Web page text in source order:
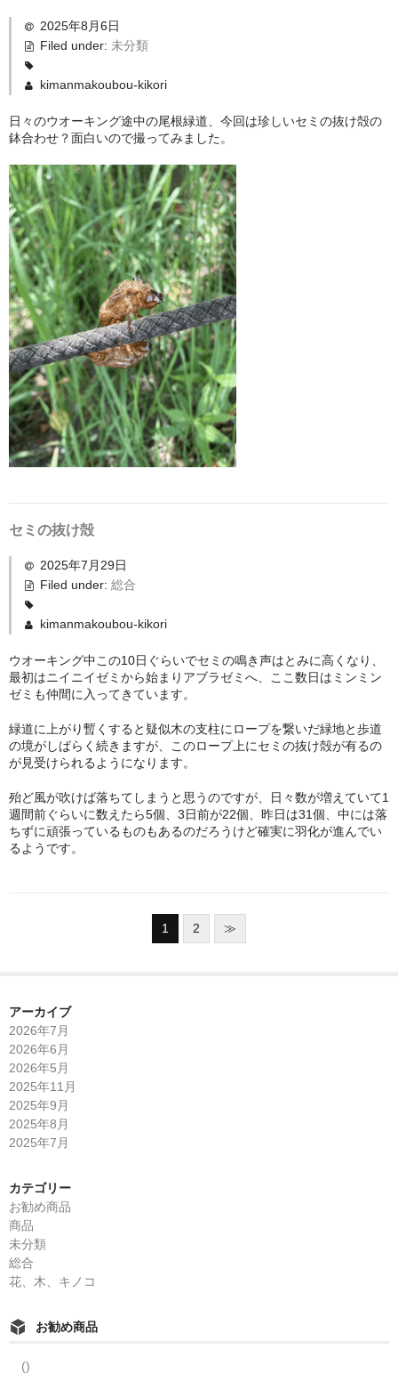
2025年8月6日
Filed under: 未分類
kimanmakoubou-kikori
日々のウオーキング途中の尾根緑道、今回は珍しいセミの抜け殻の
鉢合わせ？面白いので撮ってみました。
セミの抜け殻
2025年7月29日
Filed under: 総合
kimanmakoubou-kikori
ウオーキング中この10日ぐらいでセミの鳴き声はとみに高くなり、
最初はニイニイゼミから始まりアブラゼミへ、ここ数日はミンミン
ゼミも仲間に入ってきています。
緑道に上がり暫くすると疑似木の支柱にロープを繋いだ緑地と歩道
の境がしばらく続きますが、このロープ上にセミの抜け殻が有るの
が見受けられるようになります。
殆ど風が吹けば落ちてしまうと思うのですが、日々数が増えていて1
週間前ぐらいに数えたら5個、3日前が22個、昨日は31個、中には落
ちずに頑張っているものもあるのだろうけど確実に羽化が進んでい
るようです。
1 2 ≫
アーカイブ
2026年7月
2026年6月
2026年5月
2025年11月
2025年9月
2025年8月
2025年7月
カテゴリー
お勧め商品
商品
未分類
総合
花、木、キノコ
お勧め商品
()